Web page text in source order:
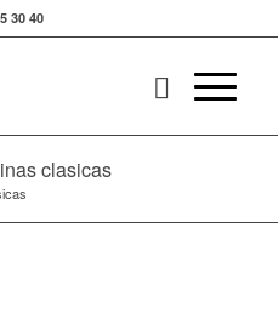
30 40
clasicas